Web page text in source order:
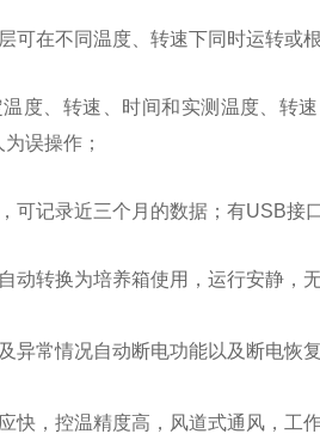
可在不同温度、转速下同时运转或
温度、转速、时间和实测温度、转
误操作；
可记录近三个月的数据；有USB接
动转换为培养箱使用，运行安静，
异常情况自动断电功能以及断电
快，控温精度高，风道式通风，工